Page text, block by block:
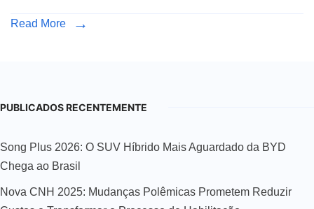
Read More
PUBLICADOS RECENTEMENTE
Song Plus 2026: O SUV Híbrido Mais Aguardado da BYD
Chega ao Brasil
Nova CNH 2025: Mudanças Polêmicas Prometem Reduzir